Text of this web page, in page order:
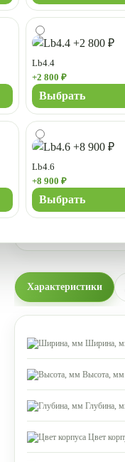
Lb4.4
+2 800 ₽
Выбрать
Lb4.6
+8 900 ₽
Выбрать
Характеристики
Ширина,
Высота,
Глубина,
Цвет